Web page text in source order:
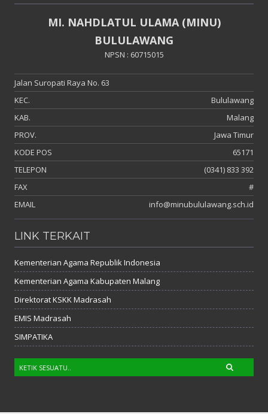
MI. NAHDLATUL ULAMA (MINU)
BULULAWANG
NPSN : 60715015
Jalan Suropati Raya No. 63
KEC.
Bululawang
KAB.
Malang
PROV.
Jawa Timur
KODE POS
65171
TELEPON
(0341) 833 392
FAX
#
EMAIL
info@minubululawang.sch.id
LINK TERKAIT
Kementerian Agama Republik Indonesia
Kementerian Agama Kabupaten Malang
Direktorat KSKK Madrasah
EMIS Madrasah
SIMPATIKA